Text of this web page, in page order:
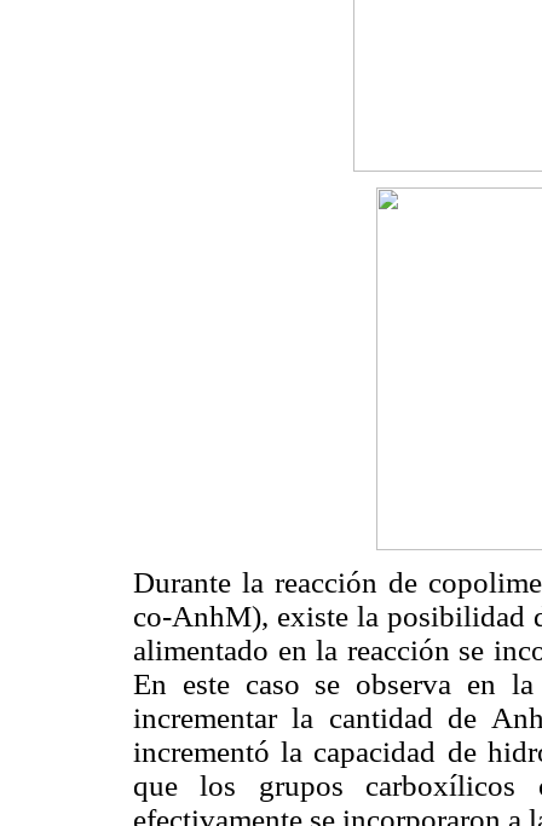
Durante la reacción de
co-AnhM), existe la posibilidad
alimentado en la reacción se
En este caso se observa en
incrementar la cantidad de
incrementó la capacidad de
que los grupos